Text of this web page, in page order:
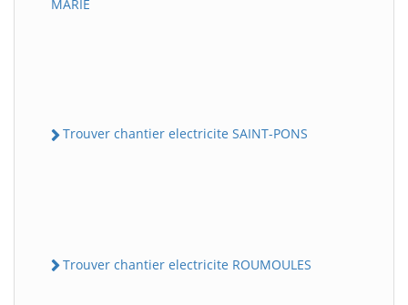
MARIE
Trouver chantier electricite SAINT-PONS
Trouver chantier electricite ROUMOULES